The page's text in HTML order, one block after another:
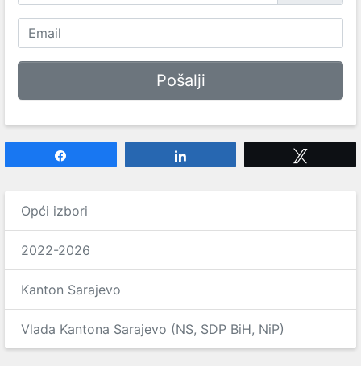
Opći izbori
2022-2026
Kanton Sarajevo
Vlada Kantona Sarajevo (NS, SDP BiH, NiP)